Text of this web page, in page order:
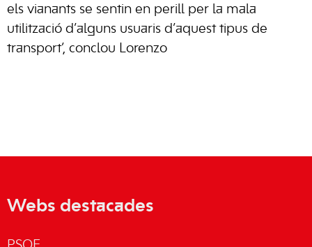
els vianants se sentin en perill per la mala
utilització d’alguns usuaris d’aquest tipus de
transport’, conclou Lorenzo
Webs destacades